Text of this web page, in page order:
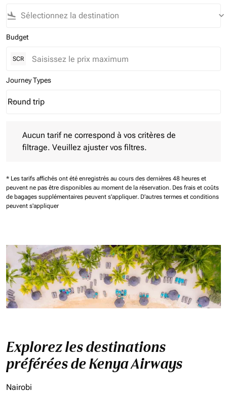
flight_land keyboard_arrow_down
Budget
SCR
Journey Types
Journey Types option Round trip Selected
Round trip
keyboard_arrow_down
Aucun tarif ne correspond à vos critères de
filtrage. Veuillez ajuster vos filtres.
* Les tarifs affichés ont été enregistrés au cours des dernières 48 heures et
peuvent ne pas être disponibles au moment de la réservation. Des frais et coûts
de bagages supplémentaires peuvent s'appliquer. D'autres termes et conditions
peuvent s'appliquer
Explorez les destinations
préférées de Kenya Airways
Nairobi